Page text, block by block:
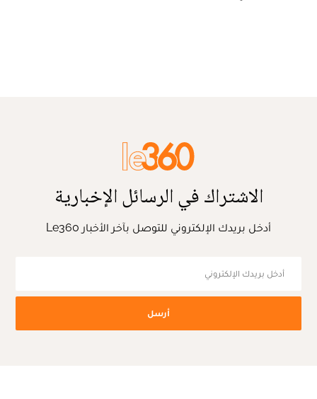
الاشتراك في الرسائل الإخبارية
أدخل بريدك الإلكتروني للتوصل بآخر الأخبار Le360
أرسل